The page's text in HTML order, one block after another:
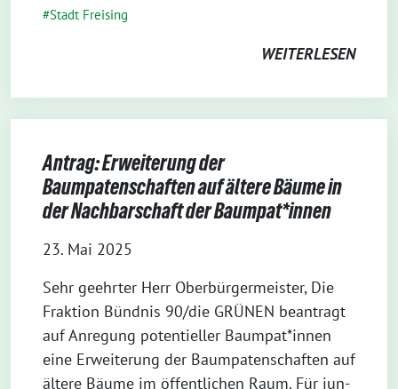
Stadt Freising
WEITERLESEN
Antrag: Erweiterung der
Baumpatenschaften auf ältere Bäume in
der Nachbarschaft der Baumpat*innen
23. Mai 2025
Sehr geehr­ter Herr Ober­bür­ger­meis­ter, Die
Frak­ti­on Bünd­nis 90/die GRÜNEN bean­tragt
auf Anre­gung poten­ti­el­ler Baumpat*innen
eine Erwei­te­rung der Baum­pa­ten­schaf­ten auf
älte­re Bäu­me im öffent­li­chen Raum. Für jun­